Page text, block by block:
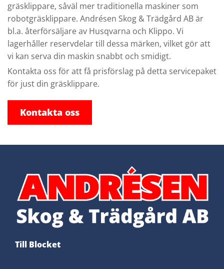
gräsklippare, såväl mer traditionella maskiner som
robotgräsklippare. Andrésen Skog & Trädgård AB är
bl.a. återförsäljare av Husqvarna och Klippo. Vi
lagerhåller reservdelar till dessa märken, vilket gör att
vi kan serva din maskin snabbt och smidigt.
​Kontakta oss för att få prisförslag på detta servicepaket
för just din gräsklippare.
Kontakta oss
Till Blocket